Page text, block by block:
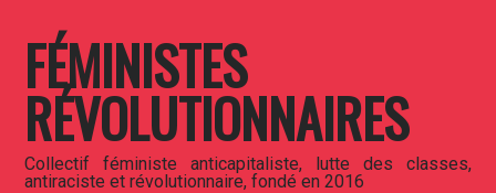
FÉMINISTES
RÉVOLUTIONNAIRES
Collectif féministe anticapitaliste, lutte des classes,
antiraciste et révolutionnaire, fondé en 2016